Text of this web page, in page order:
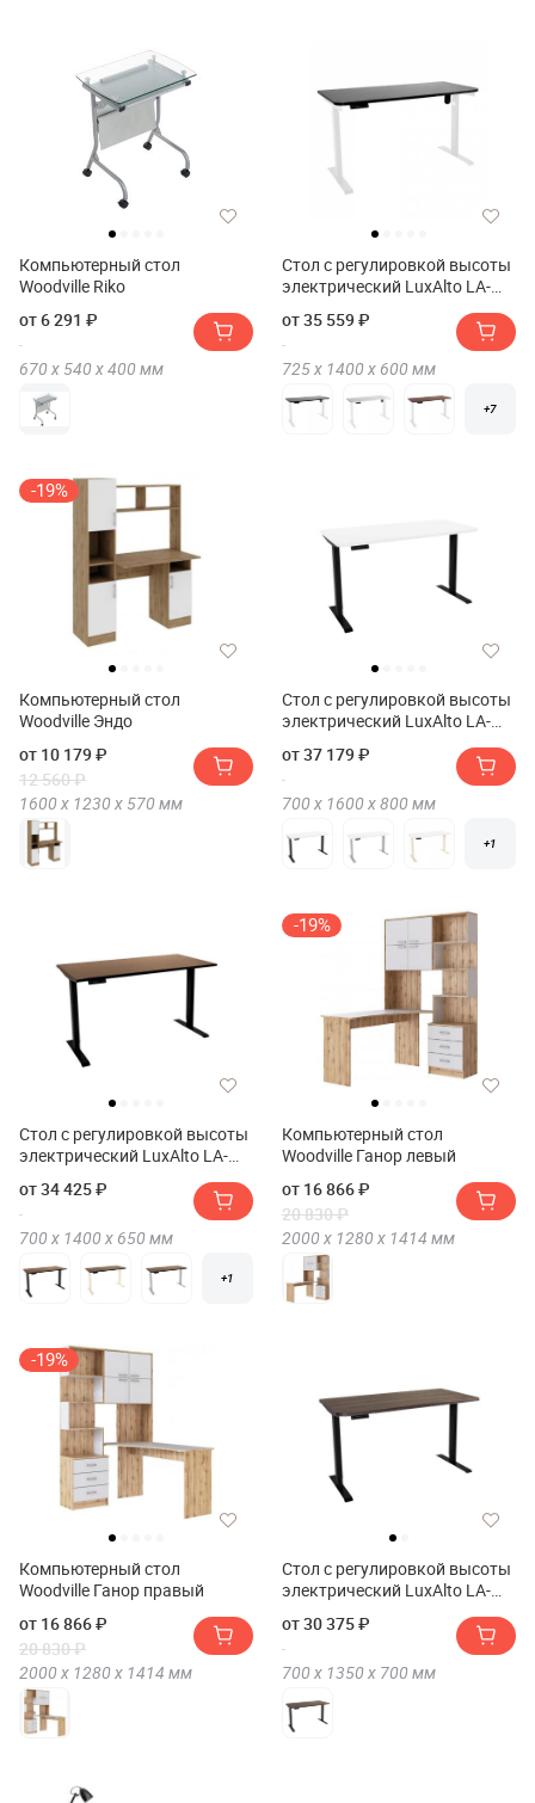
Компьютерный стол
Woodville Riko
от 6 291 ₽
670 х 540 х400 мм
Стол с регулировкой высоты
электрический LuxAlto LA-
от 35 559 ₽
725 х 1400 х 600 мм
+7
-19%
Компьютерный стол
Woodville Эндо
от 10 179 ₽
12 560 ₽
1600 х 1230 х 570 мм
Стол с регулировкой высоты
электрический LuxAlto LA-
от 37 179 ₽
700 х 1600 х800 мм
+1
Стол с регулировкой высоты
электрический LuxAlto LA-
от 34 425 ₽
700 х 1400 х 650 мм
+1
-19%
Компьютерный стол
Woodville Ганор левый
от 16 866 ₽
20 830 ₽
2000 х 1280 х 1414 мм
-19%
Компьютерный стол
Woodville Ганор правый
от 16 866 ₽
20 830 ₽
2000 х 1280 х 1414 мм
Стол с регулировкой высоты
электрический LuxAlto LA-
от 30 375 ₽
700 х 1350 х 700 мм